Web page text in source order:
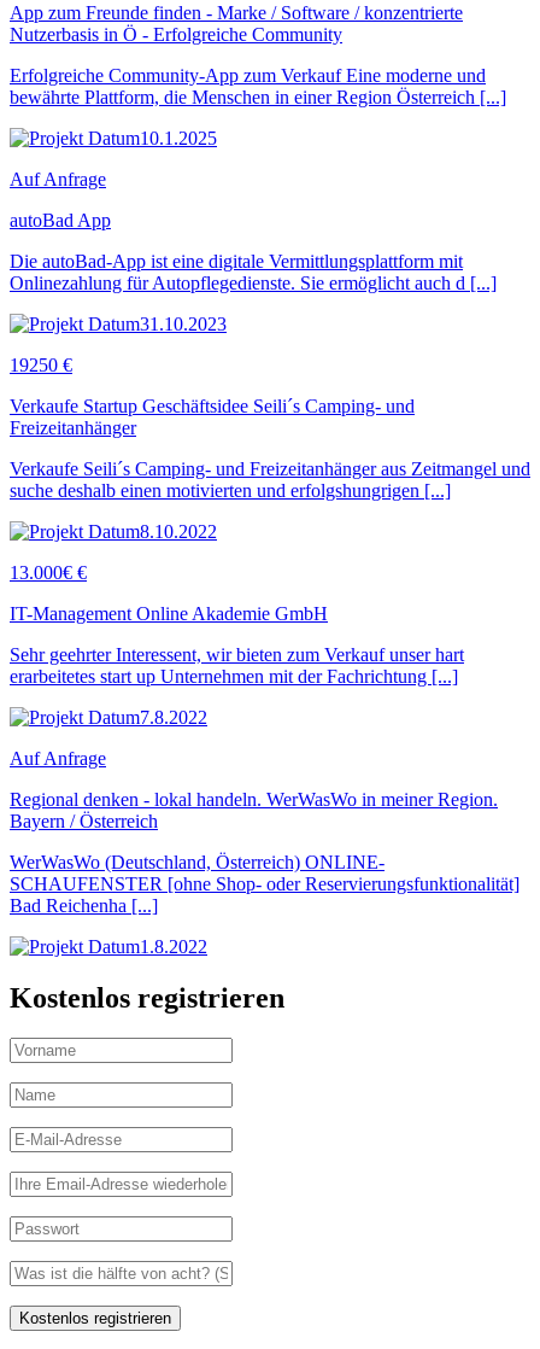
App zum Freunde finden - Marke / Software / konzentrierte
Nutzerbasis in Ö - Erfolgreiche Community
Erfolgreiche Community-App zum Verkauf Eine moderne und
bewährte Plattform, die Menschen in einer Region Österreich [...]
10.1.2025
Auf Anfrage
autoBad App
Die autoBad-App ist eine digitale Vermittlungsplattform mit
Onlinezahlung für Autopflegedienste. Sie ermöglicht auch d [...]
31.10.2023
19250 €
Verkaufe Startup Geschäftsidee Seili´s Camping- und
Freizeitanhänger
Verkaufe Seili´s Camping- und Freizeitanhänger aus Zeitmangel und
suche deshalb einen motivierten und erfolgshungrigen [...]
8.10.2022
13.000€ €
IT-Management Online Akademie GmbH
Sehr geehrter Interessent, wir bieten zum Verkauf unser hart
erarbeitetes start up Unternehmen mit der Fachrichtung [...]
7.8.2022
Auf Anfrage
Regional denken - lokal handeln. WerWasWo in meiner Region.
Bayern / Österreich
WerWasWo (Deutschland, Österreich) ONLINE-
SCHAUFENSTER [ohne Shop- oder Reservierungsfunktionalität]
Bad Reichenha [...]
1.8.2022
Kostenlos registrieren